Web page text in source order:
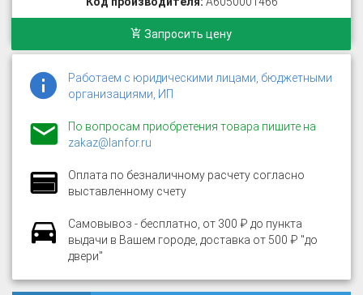
Запросить цену
Работаем с юридическими лицами, бюджетными
организациями, ИП
По вопросам приобретения товара пишите на
zakaz@lanfor.ru
Оплата по безналичному расчету согласно
выставленному счету
Самовывоз - бесплатно, от 300 ₽ до пункта
выдачи в Вашем городе, доставка от 500 ₽ "до
двери"